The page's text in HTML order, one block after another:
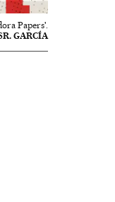
Papers'.
GARCÍA